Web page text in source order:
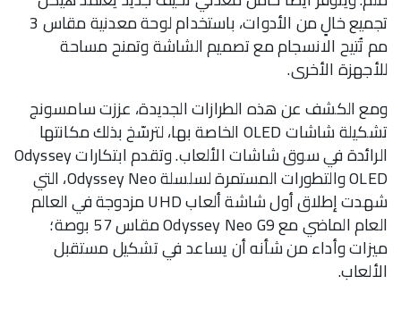
تجميع خالٍ من الأدوات، باستخدام لوحة معدنية مقاس 3
مم تُتيح الانسجام مع تصميم الشاشة وتمنح مساحة
للأجهزة الأخرى.
ومع الكشف عن هذه الطرازات الجديدة، عززت سامسونج
تشكيلة شاشات OLED الخاصة بها، لترسّخ بذلك مكانتها
الرائدة في سوق شاشات الألعاب. وتقدم ابتكارات Odyssey
OLED والتطورات المستمرة لسلسلة Odyssey Neo، التي
شهدت إطلاق أول شاشة ألعاب UHD مزدوجة في العالم
العام الماضي مع Odyssey Neo G9 مقاس 57 بوصة؛
ميزات وأداء من شأنه أن يساعد في تشكيل مستقبل
الألعاب.